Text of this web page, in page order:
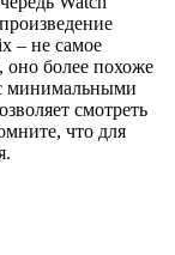
– не самое
оно более похоже
минимальными
смотреть
что для